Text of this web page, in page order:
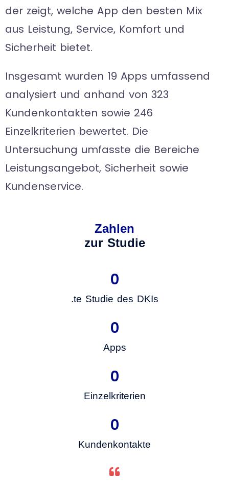
der zeigt, welche App den besten Mix
aus Leistung, Service, Komfort und
Sicherheit bietet.
Insgesamt wurden 19 Apps umfassend
analysiert und anhand von 323
Kundenkontakten sowie 246
Einzelkriterien bewertet. Die
Untersuchung umfasste die Bereiche
Leistungsangebot, Sicherheit sowie
Kundenservice.
Zahlen
zur Studie
.te Studie des DKIs
0
Apps
0
Einzelkriterien
0
Kundenkontakte
0